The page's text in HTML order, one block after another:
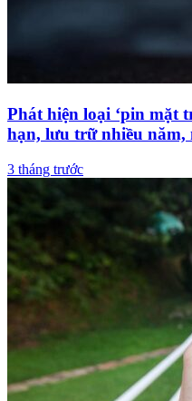
Phát hiện loại ‘pin mặt
hạn, lưu trữ nhiều năm,
3 tháng trước